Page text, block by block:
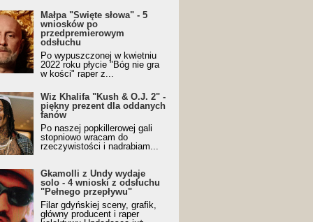
Małpa "Święte słowa" - 5
wniosków po
przedpremierowym
odsłuchu
Po wypuszczonej w kwietniu
2022 roku płycie "Bóg nie gra
w kości" raper z...
Wiz Khalifa "Kush & O.J. 2" -
piękny prezent dla oddanych
fanów
Po naszej popkillerowej gali
stopniowo wracam do
rzeczywistości i nadrabiam...
Gkamolli z Undy wydaje
solo - 4 wnioski z odsłuchu
"Pełnego przepływu"
Filar gdyńskiej sceny, grafik,
główny producent i raper